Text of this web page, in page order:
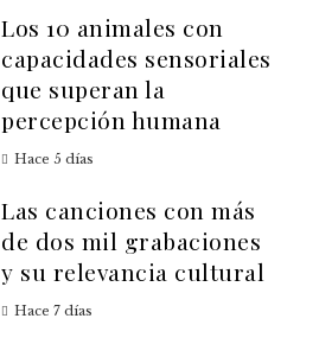
Los 10 animales con
capacidades sensoriales
que superan la
percepción humana
Hace 5 días
Las canciones con más
de dos mil grabaciones
y su relevancia cultural
Hace 7 días